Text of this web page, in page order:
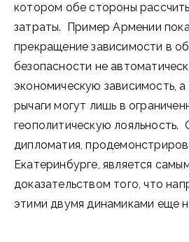
котором обе стороны
затраты. Пример Армении
прекращение зависимости в
безопасности не
экономическую зависимость,
рычаги могут лишь в
геополитическую
дипломатия,
Екатеринбурге, является
доказательством того, что
этими двумя динамиками еще